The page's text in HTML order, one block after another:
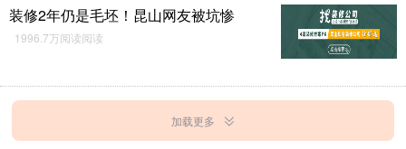
装修2年仍是毛坯！昆山网友被坑惨
1996.7万阅读阅读
加载更多